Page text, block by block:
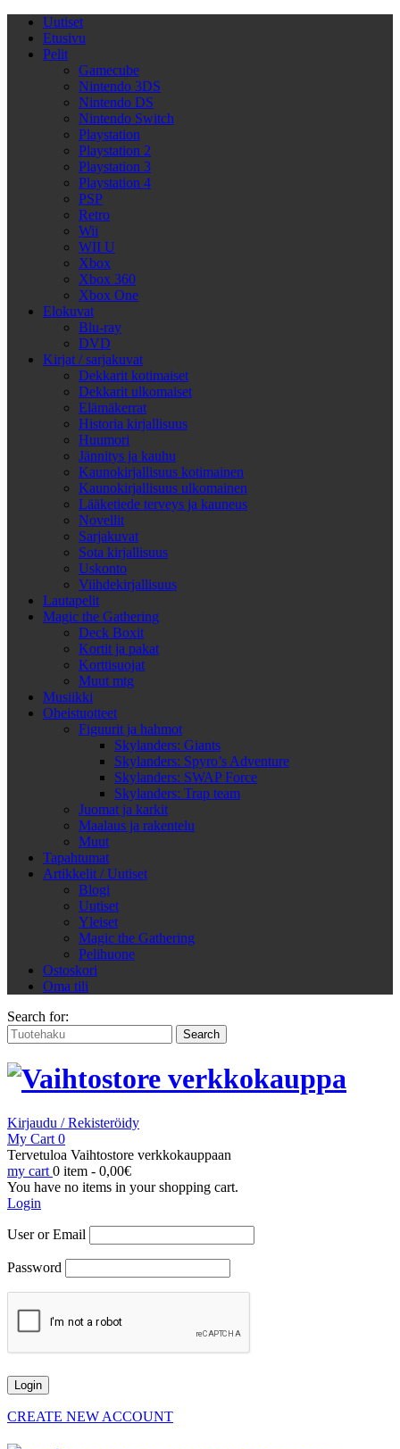
Uutiset
Etusivu
Pelit
Gamecube
Nintendo 3DS
Nintendo DS
Nintendo Switch
Playstation
Playstation 2
Playstation 3
Playstation 4
PSP
Retro
Wii
WII U
Xbox
Xbox 360
Xbox One
Elokuvat
Blu-ray
DVD
Kirjat / sarjakuvat
Dekkarit kotimaiset
Dekkarit ulkomaiset
Elämäkerrat
Historia kirjallisuus
Huumori
Jännitys ja kauhu
Kaunokirjallisuus kotimainen
Kaunokirjallisuus ulkomainen
Lääketiede terveys ja kauneus
Novellit
Sarjakuvat
Sota kirjallisuus
Uskonto
Viihdekirjallisuus
Lautapelit
Magic the Gathering
Deck Boxit
Kortit ja pakat
Korttisuojat
Muut mtg
Musiikki
Oheistuotteet
Figuurit ja hahmot
Skylanders: Giants
Skylanders: Spyro’s Adventure
Skylanders: SWAP Force
Skylanders: Trap team
Juomat ja karkit
Maalaus ja rakentelu
Muut
Tapahtumat
Artikkelit / Uutiset
Blogi
Uutiset
Yleiset
Magic the Gathering
Pelihuone
Ostoskori
Oma tili
Search for:
Kirjaudu / Rekisteröidy
My Cart 0
Tervetuloa Vaihtostore verkkokauppaan
my cart 0 item - 0,00€
You have no items in your shopping cart.
Login
User or Email
Password
CREATE NEW ACCOUNT